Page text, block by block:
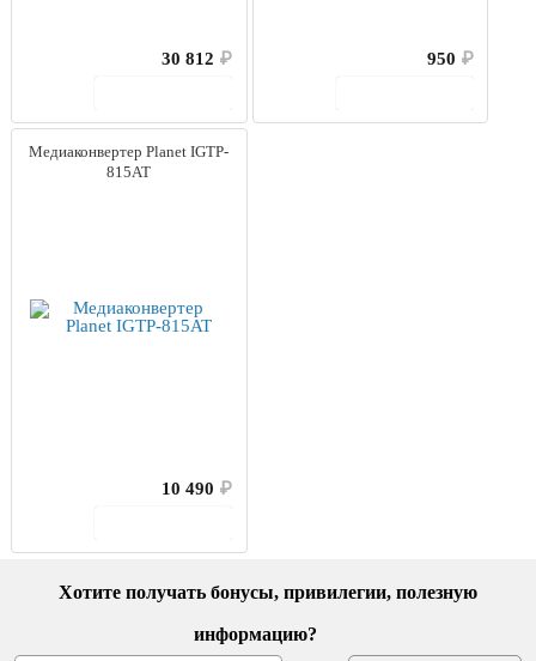
30 812 ₽
950 ₽
Медиаконвертер Planet IGTP-
815AT
10 490 ₽
Хотите получать бонусы, привилегии, полезную
информацию?